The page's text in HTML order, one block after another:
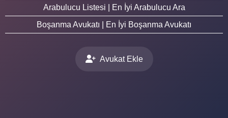
Arabulucu Listesi | En İyi Arabulucu Ara
Boşanma Avukatı | En İyi Boşanma Avukatı
Avukat Ekle